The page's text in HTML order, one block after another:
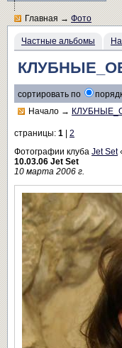
Главная→Фото
Частные альбомы
сортировать по
Начало →
страницы: 1
2
Фотографии клуба Jet Set
10.03.06 Jet Set
10 марта 2006 г.